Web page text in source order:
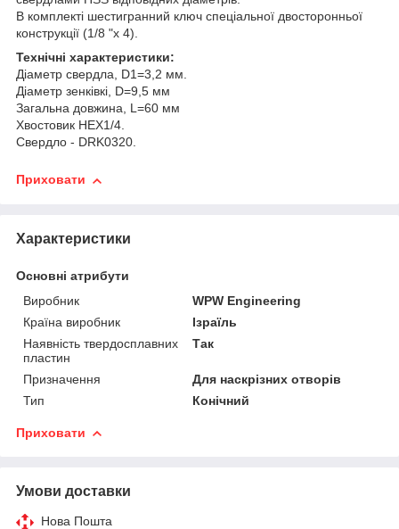
В комплекті шестигранний ключ спеціальної двосторонньої
конструкції (1/8 "х 4).
Технічні характеристики:
Діаметр свердла, D1=3,2 мм.
Діаметр зенківкі, D=9,5 мм
Загальна довжина, L=60 мм
Хвостовик HEX1/4.
Свердло - DRK0320.
Приховати
Характеристики
Основні атрибути
Виробник
WPW Engineering
Країна виробник
Ізраїль
Наявність твердосплавних
пластин
Так
Призначення
Для наскрізних отворів
Тип
Конічний
Приховати
Умови доставки
Нова Пошта